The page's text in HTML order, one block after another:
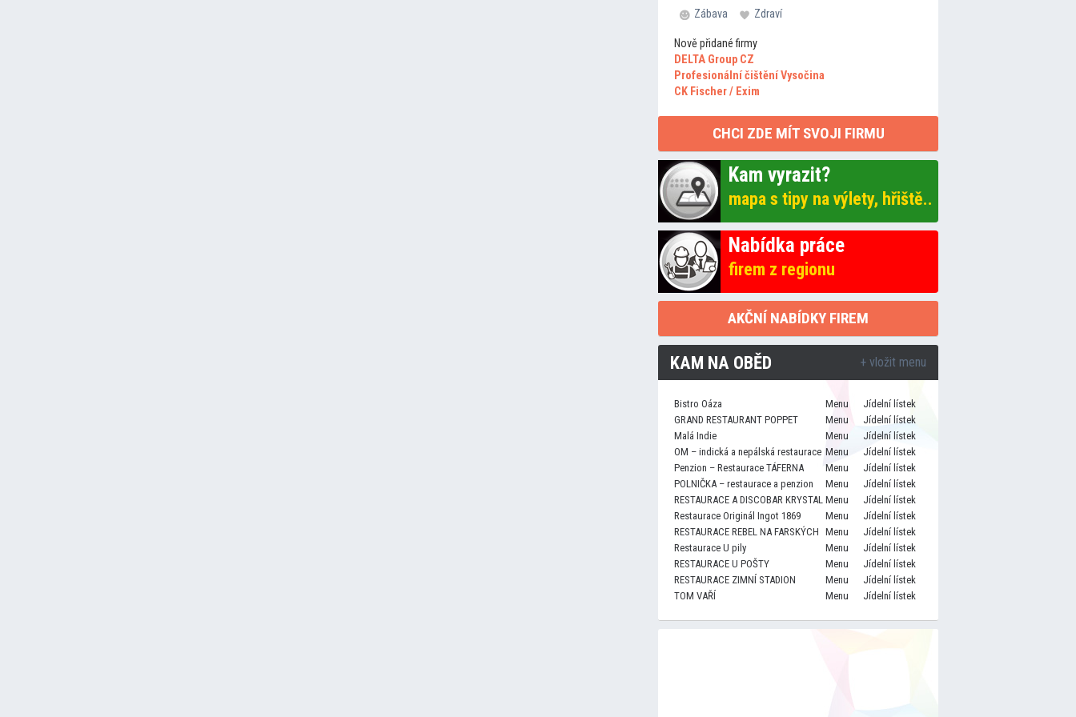
Zábava Zdraví
Nově přidané firmy
DELTA Group CZ
Profesionální čištění Vysočina
CK Fischer / Exim
CHCI ZDE MÍT SVOJI FIRMU
Kam vyrazit?
mapa s tipy na výlety, hřiště..
Nabídka práce
firem z regionu
AKČNÍ NABÍDKY FIREM
KAM NA OBĚD + vložit menu
Bistro Oáza Menu
Jídelní lístek
GRAND RESTAURANT POPPET
Menu
Jídelní lístek
Malá Indie
Menu
Jídelní lístek
OM – indická a nepálská restaurace Menu
Jídelní lístek
Penzion – Restaurace TÁFERNA
Menu
Jídelní lístek
POLNIČKA – restaurace a penzion
Menu
Jídelní lístek
RESTAURACE A DISCOBAR KRYSTAL Menu
Jídelní lístek
Restaurace Originál Ingot 1869
Menu
Jídelní lístek
RESTAURACE REBEL NA FARSKÝCH Menu
Jídelní lístek
Restaurace U pily
Menu
Jídelní lístek
RESTAURACE U POŠTY
Menu
Jídelní lístek
RESTAURACE ZIMNÍ STADION
Menu
Jídelní lístek
TOM VAŘÍ
Menu Jídelní lístek